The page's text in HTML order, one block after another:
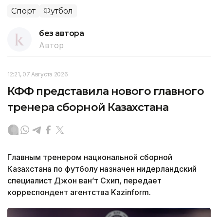
Спорт Футбол
без автора
Автор
12:21, 07 Августа 2026
КФФ представила нового главного
тренера сборной Казахстана
Главным тренером национальной сборной
Казахстана по футболу назначен нидерландский
специалист Джон ван’т Схип, передает
корреспондент агентства Kazinform.